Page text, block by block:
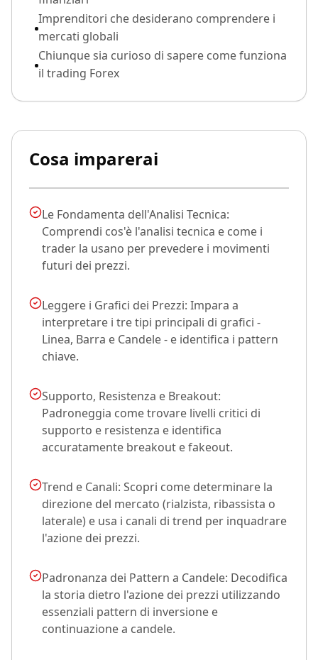
Imprenditori che desiderano comprendere i
mercati globali
Chiunque sia curioso di sapere come funziona
il trading Forex
Cosa imparerai
Le Fondamenta dell'Analisi Tecnica:
Comprendi cos'è l'analisi tecnica e come i
trader la usano per prevedere i movimenti
futuri dei prezzi.
Leggere i Grafici dei Prezzi: Impara a
interpretare i tre tipi principali di grafici -
Linea, Barra e Candele - e identifica i pattern
chiave.
Supporto, Resistenza e Breakout:
Padroneggia come trovare livelli critici di
supporto e resistenza e identifica
accuratamente breakout e fakeout.
Trend e Canali: Scopri come determinare la
direzione del mercato (rialzista, ribassista o
laterale) e usa i canali di trend per inquadrare
l'azione dei prezzi.
Padronanza dei Pattern a Candele: Decodifica
la storia dietro l'azione dei prezzi utilizzando
essenziali pattern di inversione e
continuazione a candele.